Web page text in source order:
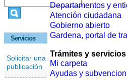
Servicios
Solicitar una
publicación
Departamentos y
Atención ciudadana
Gobierno abierto
Gardena, portal de
Trámites y servicios
Mi carpeta
Ayudas y